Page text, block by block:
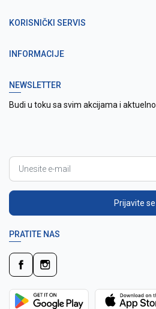
KORISNIČKI SERVIS
INFORMACIJE
NEWSLETTER
Budi u toku sa svim akcijama i
Prijavite se
PRATITE NAS